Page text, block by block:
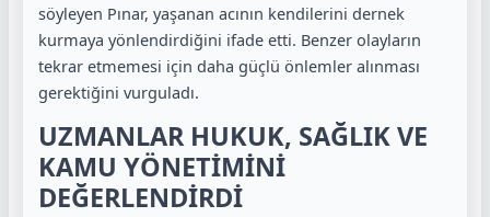
söyleyen Pınar, yaşanan acının kendilerini dernek
kurmaya yönlendirdiğini ifade etti. Benzer olayların
tekrar etmemesi için daha güçlü önlemler alınması
gerektiğini vurguladı.
UZMANLAR HUKUK, SAĞLIK VE
KAMU YÖNETİMİNİ
DEĞERLENDİRDİ